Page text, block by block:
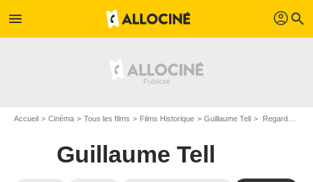
menu profil search
Accueil Cinéma Tous les films Films Historique Guillaume Tell Regarder Guillaume Tell en SVOD
Guillaume Tell